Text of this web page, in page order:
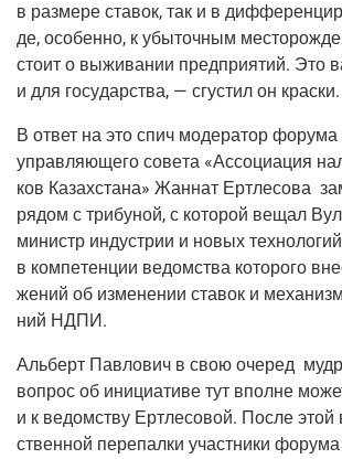
в раз­ме­ре ста­вок, так и в
де, осо­бен­но, к убы­точ­ным
сто­ит о выжи­ва­нии пред­при­я­тий. Это
и для госу­дар­ства, — сгу­стил он краски.
В ответ на это спич моде­ра­тор
управ­ля­ю­ще­го сове­та «Ассо­ци­а­ция
ков Казах­ста­на» Жан­нат Ерт­ле­со­ва
рядом с три­бу­ной, с кото­рой вещал
министр инду­стрии и новых
в ком­пе­тен­ции ведом­ства кото­ро­го
же­ний об изме­не­нии ста­вок и
ний НДПИ.
Аль­берт Пав­ло­вич в свою оче­ред
вопрос об ини­ци­а­ти­ве тут вполне
и к ведом­ству Ерт­ле­со­вой. После
ствен­ной пере­пал­ки участ­ни­ки